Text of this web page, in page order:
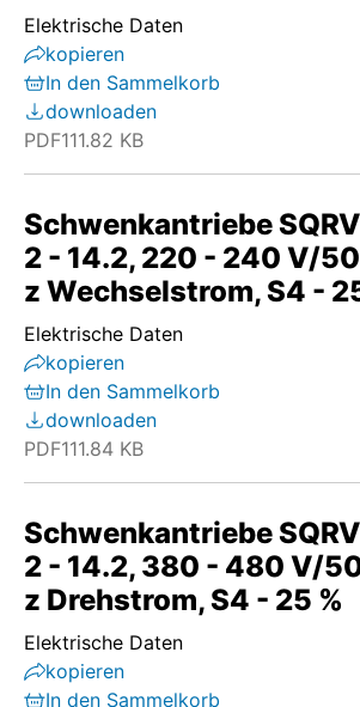
Elektrische Daten
kopieren
In den Sammelkorb
downloaden
PDF111.82 KB
Schwenkantriebe
2 - 14.2, 220 - 240 V/
z Wechselstrom, S4 -
Elektrische Daten
kopieren
In den Sammelkorb
downloaden
PDF111.84 KB
Schwenkantriebe
2 - 14.2, 380 - 480 V/
z Drehstrom, S4 - 25 %
Elektrische Daten
kopieren
In den Sammelkorb